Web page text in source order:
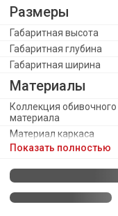
Размеры
Габаритная высота
Габаритная глубина
Габаритная ширина
Материалы
Коллекция обивочного
материала
Материал каркаса
Материал ножек/опоры
Каркас
Показать полностью